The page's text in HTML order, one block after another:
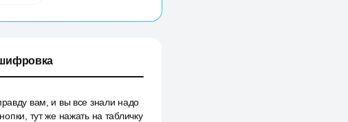
вам, и вы все знали надо
тут же нажать на табличку